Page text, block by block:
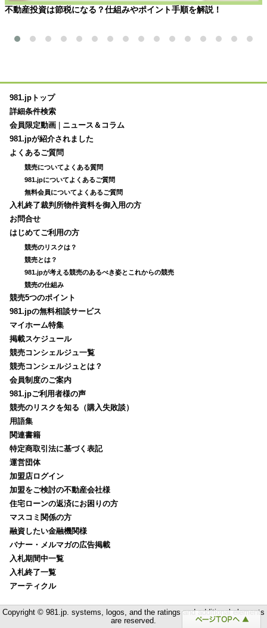
不動産投資は節税になる？仕組みやポイント手順を解説！
981.jpトップ
詳細条件検索
会員限定動画
ニュース＆コラム
981.jpが紹介されました
よくあるご質問
競売についてよくある質問
981.jpについてよくあるご質問
無料会員についてよくあるご質問
入札終了裁判所物件資料を御入用の方
お問合せ
はじめてご利用の方
競売のリスクは？
競売とは？
981.jpが考える競売のあるべき姿とこれからの競売
競売の仕組み
競売5つのポイント
981.jpの無料相談サービス
マイホーム特集
掲載スケジュール
競売コンシェルジュ一覧
競売コンシェルジュとは？
会員制度のご案内
981.jpご利用者様の声
競売のリスクを知る（購入失敗談）
用語集
関連書籍
特定商取引法に基づく表記
運営団体
加盟店ログイン
加盟をご検討の不動産会社様
住宅ローンの返済にお困りの方
マスコミ関係の方
融資したい金融機関様
バナー・メルマガの広告掲載
入札期間中一覧
入札終了一覧
アーティクル
Copyright © 981.jp. systems, logos, and the ratings and additional elements
are reserved.